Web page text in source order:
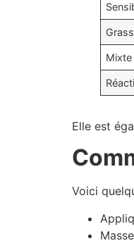
Mixte
Elle est
Voici